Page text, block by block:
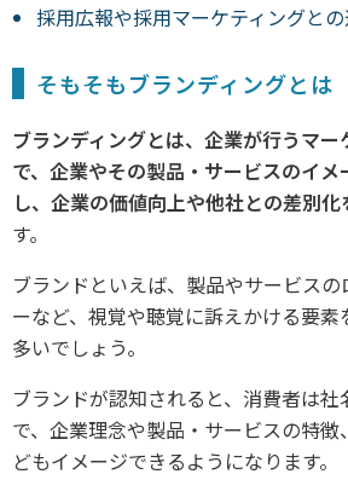
採用広報や採用マーケティングと
そもそもブランディングとは
ブランディングとは、企業が行うマ
で、企業やその製品・サービスのイ
し、企業の価値向上や他社との差別化
す。
ブランドといえば、製品やサービス
ーなど、視覚や聴覚に訴えかける要素
多いでしょう。
ブランドが認知されると、消費者は
で、企業理念や製品・サービスの特
どもイメージできるようになります。